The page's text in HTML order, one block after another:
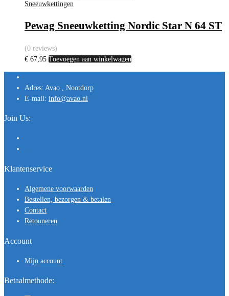
Sneeuwkettingen
Pewag Sneeuwketting Nordic Star N 64 ST
(0 reviews)
€ 67,95 Toevoegen aan winkelwagen
Adres: Avao , Nootdorp
E-mail: info@avao.nl
Join Us:
Klantenservice
Algemene voorwaarden
Bestellen, bezorgen & betalen
Contact
Retouneren
Account
Mijn account
Betaalmethode: